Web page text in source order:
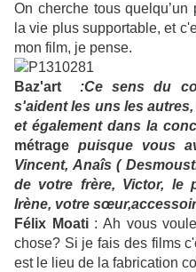
On cherche tous
la vie plus supportable, et
mon film, je pense.
Baz'art
:Ce sens du
s'aident les uns les
et également dans la
métragepuisque vous
Vincent, Anaîs (
de votre frère, Victor, le
Irène, votre
Félix Moati: Ah vous
chose? Si je fais des films
est le lieu de la fabrication